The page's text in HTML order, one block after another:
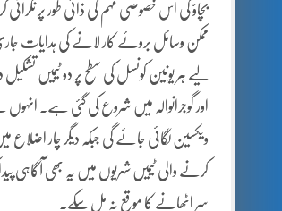
بچاؤ کی اس خصوصی مہم کی ذاتی طور پر
ممکن وسائل بروئے کار لانے کی ہدایات
لیے ہر یونین کونسل کی سطح پر دو ٹیمیں
کرنے والی ٹیمیں شہریوں میں یہ بھی آگاہی
سر اٹھانے کا موقع نہ مل سکے۔